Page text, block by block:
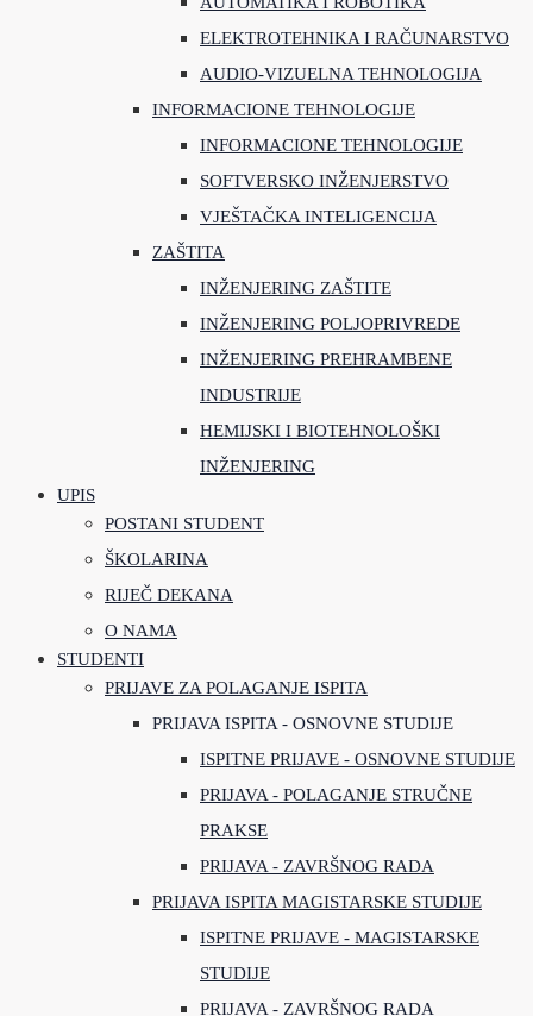
ELEKTROTEHNIKA I RAČUNARSTVO
AUDIO-VIZUELNA TEHNOLOGIJA
INFORMACIONE TEHNOLOGIJE
INFORMACIONE TEHNOLOGIJE
SOFTVERSKO INŽENJERSTVO
VJEŠTAČKA INTELIGENCIJA
ZAŠTITA
INŽENJERING ZAŠTITE
INŽENJERING POLJOPRIVREDE
INŽENJERING PREHRAMBENE
INDUSTRIJE
HEMIJSKI I BIOTEHNOLOŠKI
INŽENJERING
UPIS
POSTANI STUDENT
ŠKOLARINA
RIJEČ DEKANA
O NAMA
STUDENTI
PRIJAVE ZA POLAGANJE ISPITA
PRIJAVA ISPITA - OSNOVNE STUDIJE
ISPITNE PRIJAVE - OSNOVNE STUDIJE
PRIJAVA - POLAGANJE STRUČNE
PRAKSE
PRIJAVA - ZAVRŠNOG RADA
PRIJAVA ISPITA MAGISTARSKE STUDIJE
ISPITNE PRIJAVE - MAGISTARSKE
STUDIJE
PRIJAVA - ZAVRŠNOG RADA